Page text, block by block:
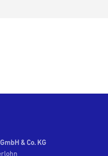
& Co. KG